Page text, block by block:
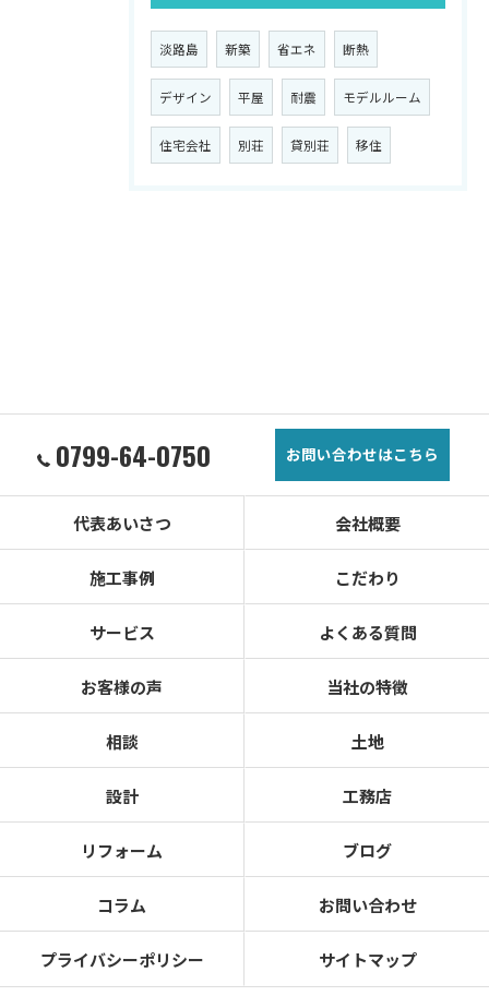
淡路島 新築 省エネ 断熱
デザイン 平屋 耐震 モデルルーム
住宅会社 別荘 貸別荘 移住
0799-64-0750 お問い合わせはこちら
代表あいさつ 会社概要
施工事例 こだわり
サービス よくある質問
お客様の声 当社の特徴
相談 土地
設計 工務店
リフォーム ブログ
コラム お問い合わせ
プライバシーポリシー サイトマップ